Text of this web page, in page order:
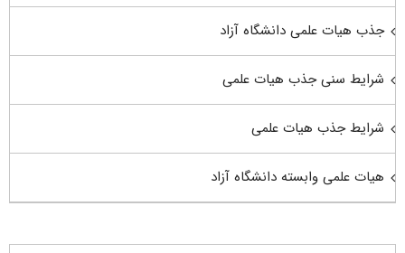
جذب هیات علمی دانشگاه آزاد
شرایط سنی جذب هیات علمی
شرایط جذب هیات علمی
هیات علمی وابسته دانشگاه آزاد